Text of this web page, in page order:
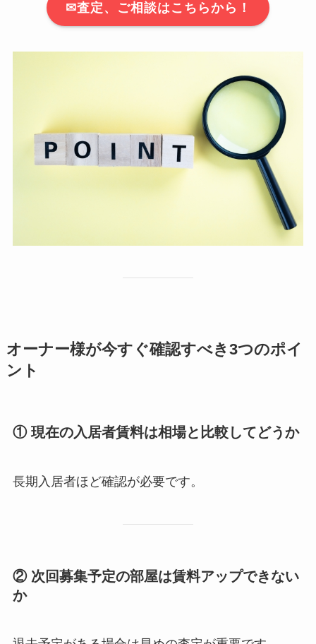
✉査定、ご相談はこちらから！
オーナー様が今すぐ確認すべき3つのポイ
ント
① 現在の入居者賃料は相場と比較してどうか
長期入居者ほど確認が必要です。
② 次回募集予定の部屋は賃料アップできない
か